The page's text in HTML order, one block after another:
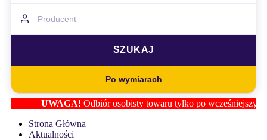
Po wymiarach
UWAGA!Odbiór osobisty towaru tylko po wcześniejszym
Strona Główna
Aktualności